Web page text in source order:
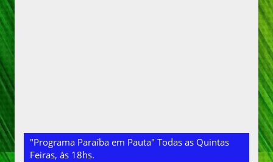
"Programa Paraíba em Pauta" Todas as Quintas
Feiras, ás 18hs.